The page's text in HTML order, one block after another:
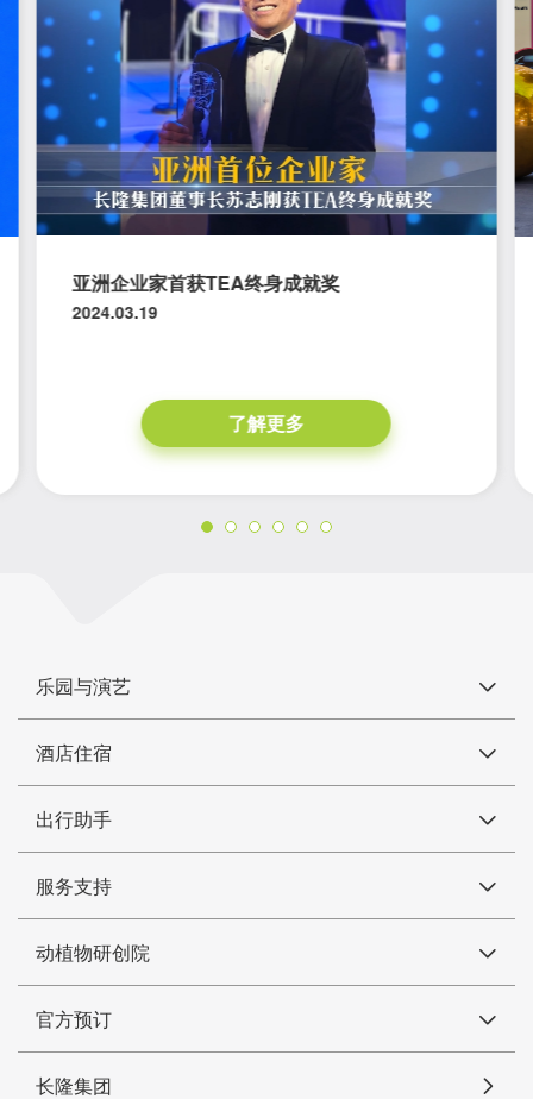
亚洲企业家首获TEA终身成就奖
2024.03.19
了解更多
乐园与演艺
酒店住宿
出行助手
服务支持
动植物研创院
官方预订
长隆集团